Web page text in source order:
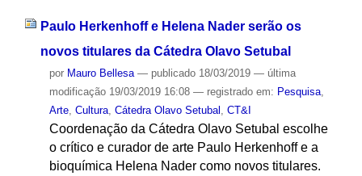
Paulo Herkenhoff e Helena Nader serão os
novos titulares da Cátedra Olavo Setubal
por Mauro Bellesa — publicado18/03/2019 — última
modificação19/03/2019 16:08 — registrado em: Pesquisa,
Arte, Cultura, Cátedra Olavo Setubal CT&I
Coordenação da Cátedra Olavo Setubal escolhe
o crítico e curador de arte Paulo Herkenhoff e a
bioquímica Helena Nader como novos titulares.